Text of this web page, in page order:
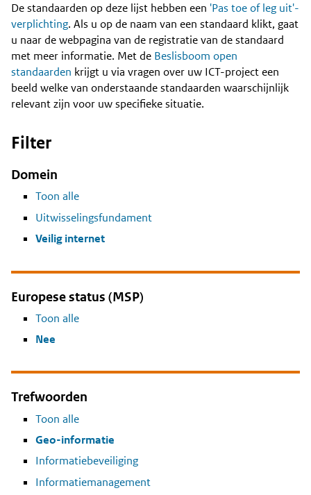
Content
De standaarden op deze lijst hebben een 'Pas toe of leg uit'-
verplichting. Als u op de naam van een standaard klikt, gaat
u naar de webpagina van de registratie van de standaard
met meer informatie. Met de Beslisboom open
standaarden krijgt u via vragen over uw ICT-project een
beeld welke van onderstaande standaarden waarschijnlijk
relevant zijn voor uw specifieke situatie.
Filter
Domein
Toon alle
Uitwisselingsfundament
Veilig internet
Europese status (MSP)
Toon alle
Nee
Trefwoorden
Toon alle
Geo-informatie
Informatiebeveiliging
Informatiemanagement